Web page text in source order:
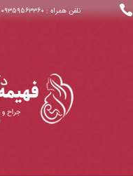
 نلفن همراه : ۰۹۳۵۹۵۶۳۳۶۰